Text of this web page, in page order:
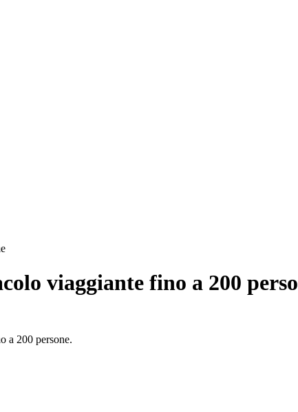
viaggiante fino a 200
a 200 persone.